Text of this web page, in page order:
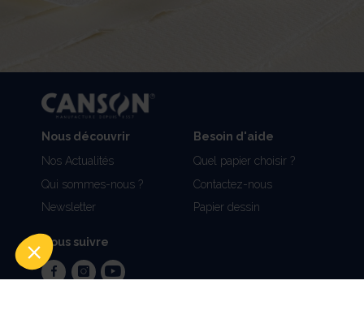
Nous découvrir
Nos Actualités
Qui sommes-nous ?
Newsletter
Besoin d'aide
Quel papier choisir ?
Contactez-nous
Papier dessin
Nous suivre
facebookinstagramyoutube